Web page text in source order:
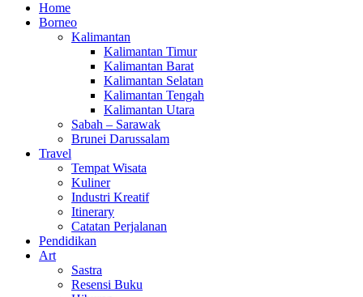
Home
Borneo
Kalimantan
Kalimantan Timur
Kalimantan Barat
Kalimantan Selatan
Kalimantan Tengah
Kalimantan Utara
Sabah – Sarawak
Brunei Darussalam
Travel
Tempat Wisata
Kuliner
Industri Kreatif
Itinerary
Catatan Perjalanan
Pendidikan
Art
Sastra
Resensi Buku